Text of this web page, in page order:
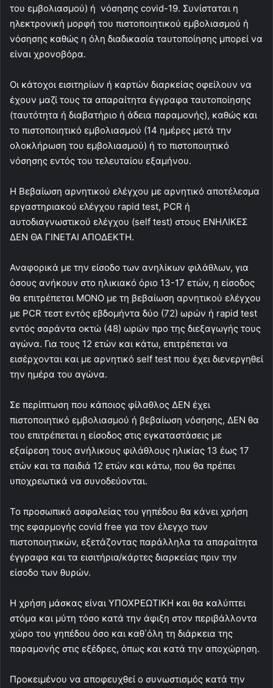
του εμβολιασμού) ή νόσησης covid-19. Συνίσταται η
ηλεκτρονική μορφή του πιστοποιητικού εμβολιασμού ή
νόσησης καθώς η όλη διαδικασία ταυτοποίησης μπορεί να
είναι χρονοβόρα.
Οι κάτοχοι εισιτηρίων ή καρτών διαρκείας οφείλουν να
έχουν μαζί τους τα απαραίτητα έγγραφα ταυτοποίησης
(ταυτότητα ή διαβατήριο ή άδεια παραμονής), καθώς και
το πιστοποιητικό εμβολιασμού (14 ημέρες μετά την
ολοκλήρωση του εμβολιασμού) ή το πιστοποιητικό
νόσησης εντός του τελευταίου εξαμήνου.
Η Βεβαίωση αρνητικού ελέγχου με αρνητικό αποτέλεσμα
εργαστηριακού ελέγχου rapid test, PCR ή
αυτοδιαγνωστικού ελέγχου (self test) στους ΕΝΗΛΙΚΕΣ
ΔΕΝ ΘΑ ΓΙΝΕΤΑΙ ΑΠΟΔΕΚΤΗ.
Αναφορικά με την είσοδο των ανηλίκων φιλάθλων, για
όσους ανήκουν στο ηλικιακό όριο 13-17 ετών, η είσοδος
θα επιτρέπεται ΜΟΝΟ με τη βεβαίωση αρνητικού ελέγχου
με PCR τεστ εντός εβδομήντα δύο (72) ωρών ή rapid test
εντός σαράντα οκτώ (48) ωρών προ της διεξαγωγής τους
αγώνα. Για τους 12 ετών και κάτω, επιτρέπεται να
εισέρχονται και με αρνητικό self test που έχει διενεργηθεί
την ημέρα του αγώνα.
Σε περίπτωση που κάποιος φίλαθλος ΔΕΝ έχει
πιστοποιητικό εμβολιασμού ή βεβαίωση νόσησης, ΔΕΝ θα
του επιτρέπεται η είσοδος στις εγκαταστάσεις με
εξαίρεση τους ανήλικους φιλάθλους ηλικίας 13 έως 17
ετών και τα παιδιά 12 ετών και κάτω, που θα πρέπει
υποχρεωτικά να συνοδεύονται.
Το προσωπικό ασφαλείας του γηπέδου θα κάνει χρήση
της εφαρμογής covid free για τον έλεγχο των
πιστοποιητικών, εξετάζοντας παράλληλα τα απαραίτητα
έγγραφα και τα εισιτήρια/κάρτες διαρκείας πριν την
είσοδο των θυρών.
Η χρήση μάσκας είναι ΥΠΟΧΡΕΩΤΙΚΗ και θα καλύπτει
στόμα και μύτη τόσο κατά την άφιξη στον περιβάλλοντα
χώρο του γηπέδου όσο και καθ΄όλη τη διάρκεια της
παραμονής στις εξέδρες, όπως και κατά την αποχώρηση.
Προκειμένου να αποφευχθεί ο συνωστισμός κατά την